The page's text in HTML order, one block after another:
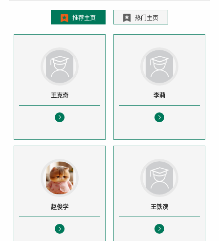
推荐主页 热门主页
王克奇 李莉
赵俊学 王铁滨